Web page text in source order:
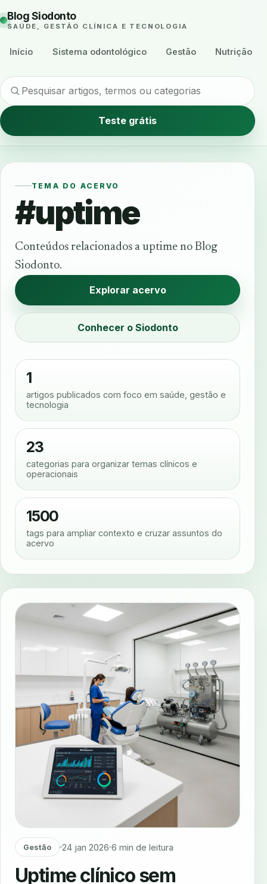
Blog Siodonto
SAÚDE, GESTÃO CLÍNICA E TECNOLOGIA
Início Sistema odontológico Gestão Nutrição
Teste grátis
TEMA DO ACERVO
#uptime
Conteúdos relacionados a uptime no Blog
Siodonto.
Explorar acervo
Conhecer o Siodonto
1
artigos publicados com foco em saúde, gestão e
tecnologia
23
categorias para organizar temas clínicos e
operacionais
1500
tags para ampliar contexto e cruzar assuntos do
acervo
Gestão 24 jan 2026 6 min de leitura
Uptime clínico sem